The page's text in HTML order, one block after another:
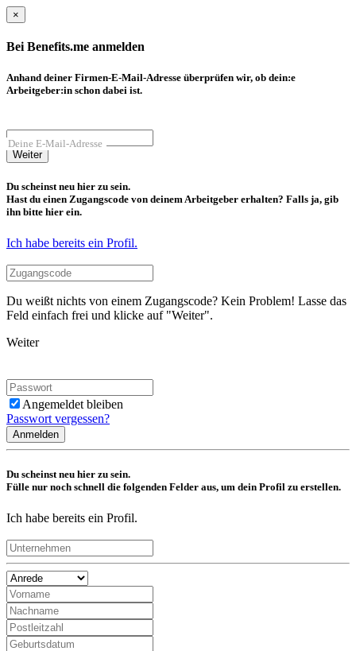
×
Bei Benefits.me anmelden
Anhand deiner Firmen-E-Mail-Adresse überprüfen wir, ob dein:e
Arbeitgeber:in schon dabei ist.
Deine E-Mail-Adresse
Weiter
Du scheinst neu hier zu sein.
Hast du einen Zugangscode von deinem Arbeitgeber erhalten? Falls ja, gib
ihn bitte hier ein.
Ich habe bereits ein Profil.
Du weißt nichts von einem Zugangscode? Kein Problem! Lasse das
Feld einfach frei und klicke auf "Weiter".
Weiter
Angemeldet bleiben
Passwort vergessen?
Anmelden
Du scheinst neu hier zu sein.
Fülle nur noch schnell die folgenden Felder aus, um dein Profil zu erstellen.
Ich habe bereits ein Profil.